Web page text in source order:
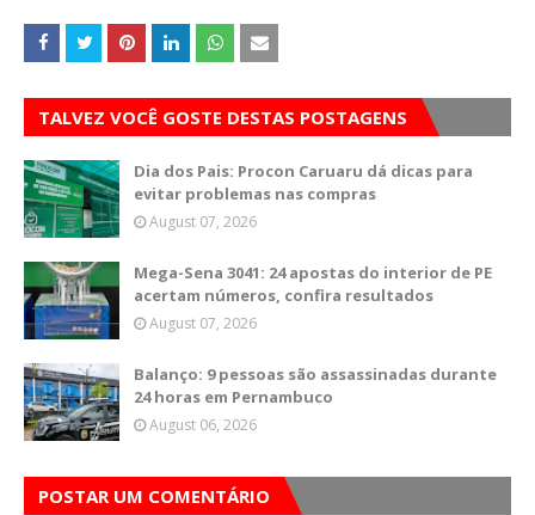
TALVEZ VOCÊ GOSTE DESTAS POSTAGENS
Dia dos Pais: Procon Caruaru dá dicas para
evitar problemas nas compras
August 07, 2026
Mega-Sena 3041: 24 apostas do interior de PE
acertam números, confira resultados
August 07, 2026
Balanço: 9 pessoas são assassinadas durante
24 horas em Pernambuco
August 06, 2026
POSTAR UM COMENTÁRIO